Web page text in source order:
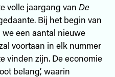
volle jaargang van De
Bij het begin van
een aantal nieuwe
voortaan in elk nummer
vinden zijn. De economie
belang’, waarin